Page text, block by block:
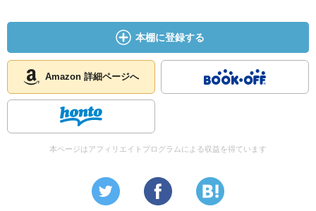
本棚に登録する
Amazon 詳細ページへ
本ページはアフィリエイトプログラムによる収益を得ています